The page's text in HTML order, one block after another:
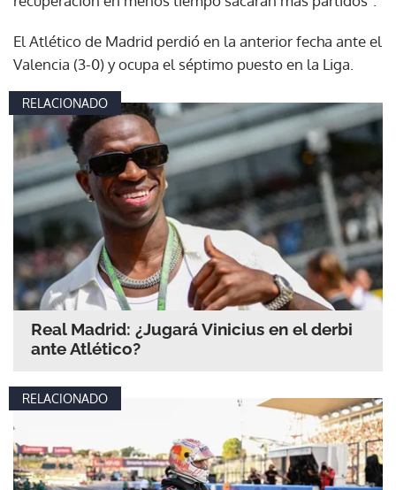
El Atlético de Madrid perdió en la anterior fecha ante el
Valencia (3-0) y ocupa el séptimo puesto en la Liga.
RELACIONADO
Real Madrid: ¿Jugará Vinicius en el derbi
ante Atlético?
RELACIONADO